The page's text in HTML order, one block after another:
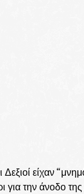
είχαν
για την άνοδο